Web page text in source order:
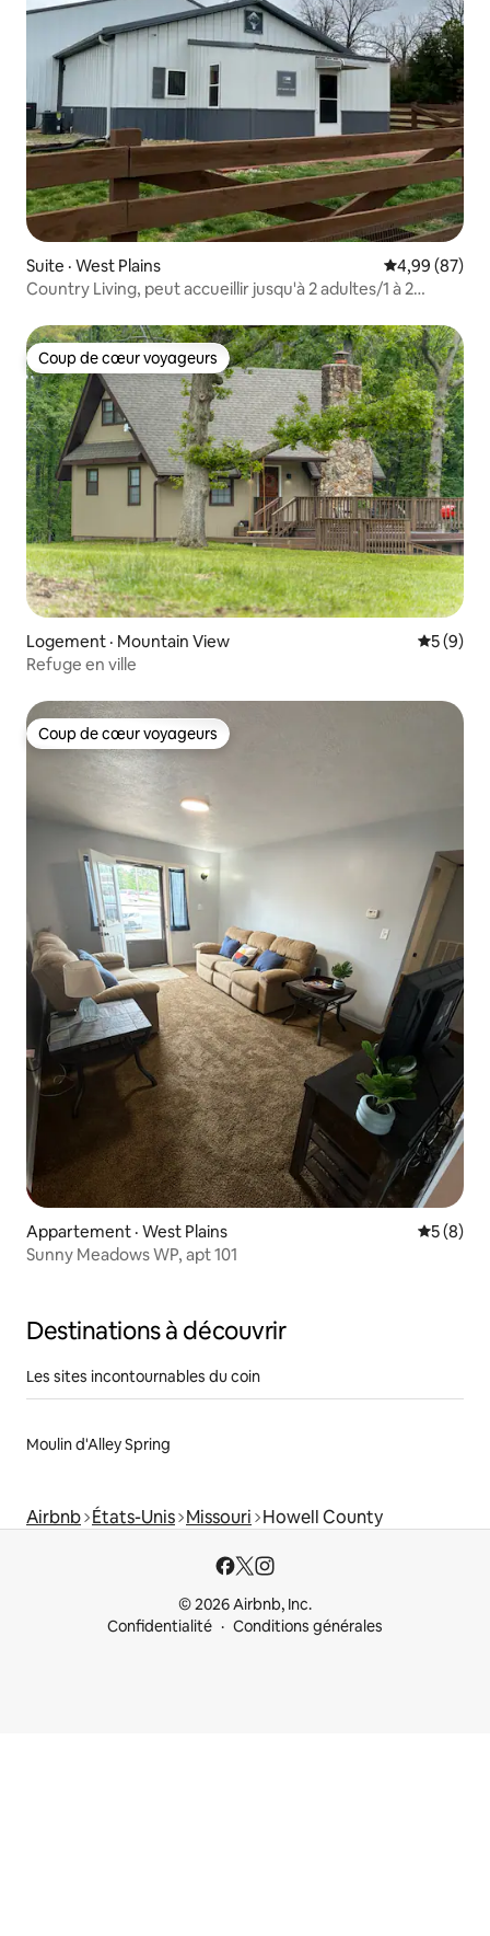
Suite · West Plains Note
4,99 (87)
Country Living, peut accueillir jusqu'à 2 adultes/1 à 2
Coup de cœur voyageurs
Coup de cœur voyageurs
Logement · Mountain View Note
5 (9)
Refuge en ville
Coup de cœur voyageurs
Coup de cœur voyageurs
Appartement · West Plains Note
5 (8)
Sunny Meadows WP, apt 101
Destinations à découvrir
Les sites incontournables du coin
Moulin d'Alley Spring
Airbnb États-Unis Missouri Howell County
© 2026 Airbnb, Inc.
Confidentialité
Conditions générales